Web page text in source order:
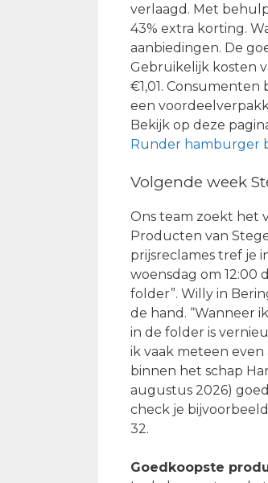
verlaagd. Met
43% extra korting.
aanbiedingen. De
Gebruikelijk kosten
€1,01.
een
Bekijk op deze
Runder hamburger
Volgende week
Ons team zoekt het
Producten van
prijsreclames tref je
woensdag om 12:00
folder”. Willy in
de hand. “Wanneer
in de folder is
ik vaak meteen
binnen het schap
augustus 2026)
check je
32.
Goedkoopste